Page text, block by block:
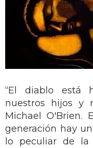
“El diablo está
nuestros hijos y
Michael O'Brien.
generación hay
lo peculiar de